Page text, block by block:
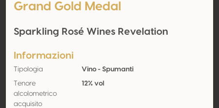
Grand Gold Medal
Sparkling Rosé Wines Revelation
Informazioni
Tipologia Vino - Spumanti
Tenore
alcolometrico
acquisito
12% vol